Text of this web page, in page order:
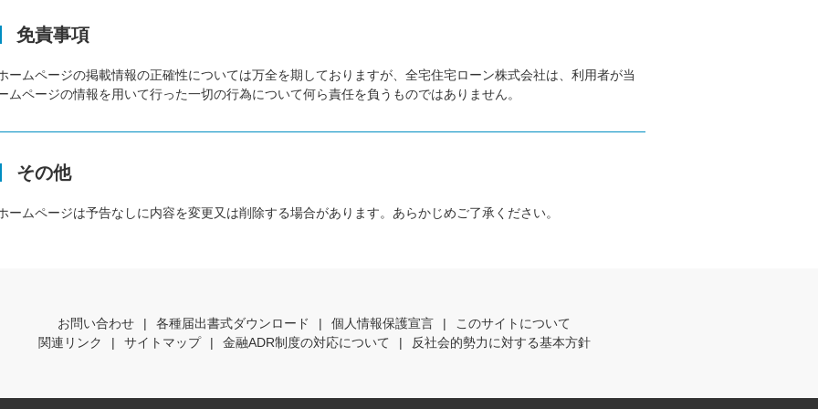
免責事項
ームページの掲載情報の正確性については万全を期しておりますが、全宅住宅ローン株式会社は、利用者が当
ムページの情報を用いて行った一切の行為について何ら責任を負うものではありません。
その他
ームページは予告なしに内容を変更又は削除する場合があります。あらかじめご了承ください。
お問い合わせ | 各種届出書式ダウンロード | 個人情報保護宣言 |
このサイトについて
関連リンク
| サイトマップ | 金融ADR制度の対応について | 反社会的勢力に対する基本方針